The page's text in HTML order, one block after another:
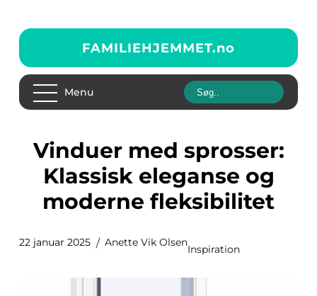
FAMILIEHJEMMET.no
Menu
Vinduer med sprosser:
Klassisk eleganse og
moderne fleksibilitet
22 januar 2025 Anette Vik Olsen
Inspiration